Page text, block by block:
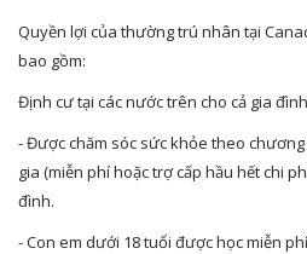
Quyền lợi của thường trú nhân tại
bao gồm:
Định cư tại các nước trên cho cả gia
- Được chăm sóc sức khỏe theo
gia (miễn phí hoặc trợ cấp hầu hết chi
đình.
- Con em dưới 18 tuổi được học miễn